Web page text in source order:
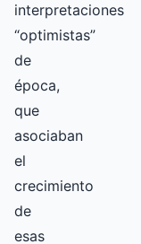
interpretaciones
“optimistas”
de
época,
que
asociaban
el
crecimiento
de
esas